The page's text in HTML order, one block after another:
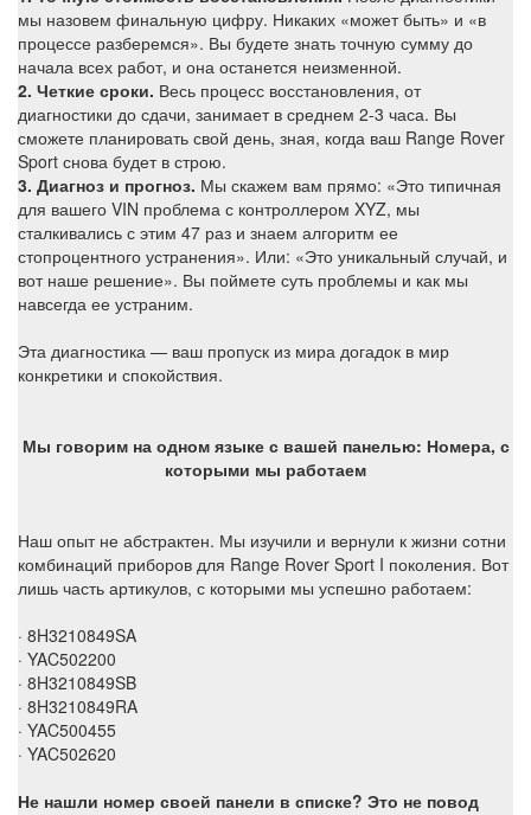
мы назовем финальную цифру. Никаких «может быть» и «в
процессе разберемся». Вы будете знать точную сумму до
начала всех работ, и она останется неизменной.
2. Четкие сроки. Весь процесс восстановления, от
диагностики до сдачи, занимает в среднем 2-3 часа. Вы
сможете планировать свой день, зная, когда ваш Range Rover
Sport снова будет в строю.
3. Диагноз и прогноз. Мы скажем вам прямо: «Это типичная
для вашего VIN проблема с контроллером XYZ, мы
сталкивались с этим 47 раз и знаем алгоритм ее
стопроцентного устранения». Или: «Это уникальный случай, и
вот наше решение». Вы поймете суть проблемы и как мы
навсегда ее устраним.
Эта диагностика — ваш пропуск из мира догадок в мир
конкретики и спокойствия.
Мы говорим на одном языке с вашей панелью: Номера, с
которыми мы работаем
Наш опыт не абстрактен. Мы изучили и вернули к жизни сотни
комбинаций приборов для Range Rover Sport I поколения. Вот
лишь часть артикулов, с которыми мы успешно работаем:
· 8H3210849SA
· YAC502200
· 8H3210849SB
· 8H3210849RA
· YAC500455
· YAC502620
Не нашли номер своей панели в списке? Это не повод